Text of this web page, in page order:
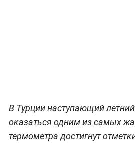
В Турции наступающий
оказаться одним из самых
термометра достигнут